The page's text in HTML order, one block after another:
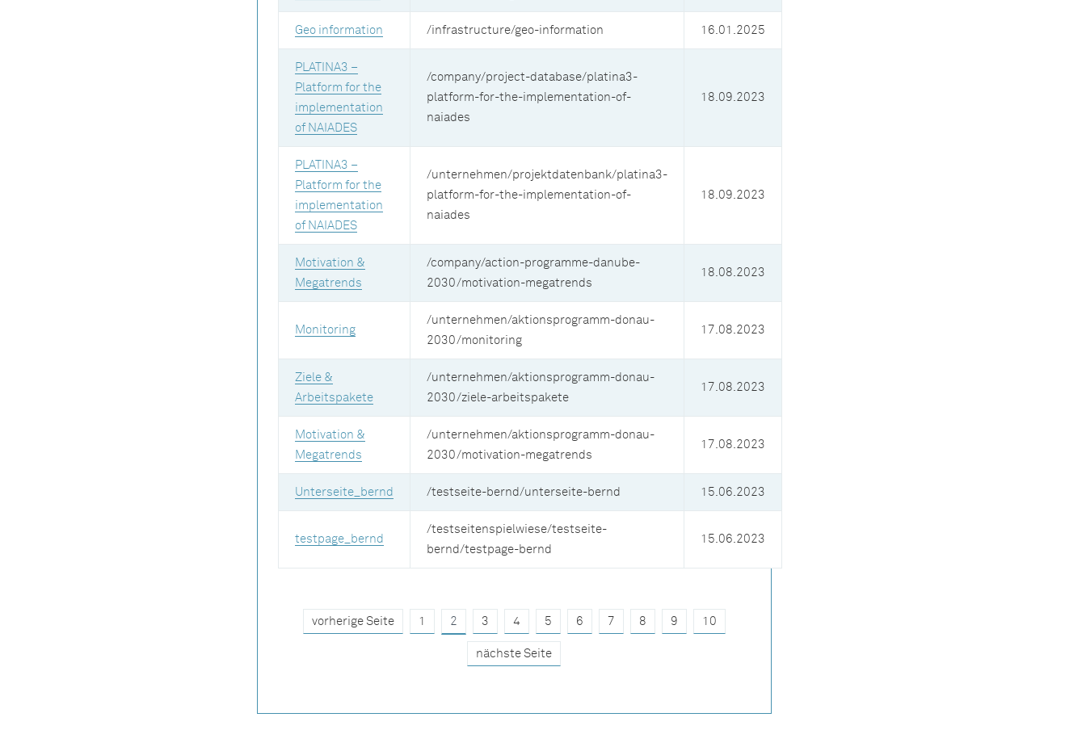
Geo information /infrastructure/geo-information 16.01.2025
PLATINA3 –
Platform for the
implementation
of NAIADES
/company/project-database/platina3-
platform-for-the-implementation-of-
naiades
18.09.2023
PLATINA3 –
Platform for the
implementation
of NAIADES
/unternehmen/projektdatenbank/platina3-
platform-for-the-implementation-of-
naiades
18.09.2023
Motivation &
Megatrends
/company/action-programme-danube-
2030/motivation-megatrends
18.08.2023
Monitoring
/unternehmen/aktionsprogramm-donau-
2030/monitoring
17.08.2023
Ziele &
Arbeitspakete
/unternehmen/aktionsprogramm-donau-
2030/ziele-arbeitspakete
17.08.2023
Motivation &
Megatrends
/unternehmen/aktionsprogramm-donau-
2030/motivation-megatrends
17.08.2023
Unterseite_bernd /testseite-bernd/unterseite-bernd 15.06.2023
testpage_bernd
/testseitenspielwiese/testseite-
bernd/testpage-bernd
15.06.2023
vorherige Seite 1 2 3 4 5 6 7 8 9 10
nächste Seite